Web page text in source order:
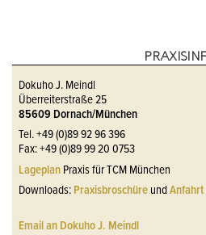
Dokuho J. Meindl
Überreiterstraße 25
85609 Dornach/München
Tel. +49 (0)89 92 96 396
Fax: +49 (0)89 99 20 0753
Lageplan Praxis fürTCM München
Downloads: Praxisbroschüre undAnfahrt
Email an Dokuho J. Meindl